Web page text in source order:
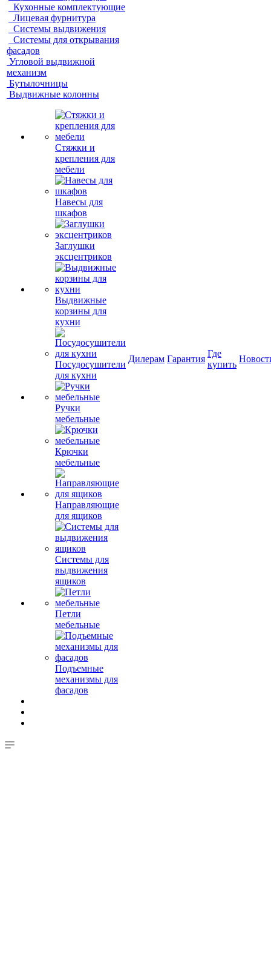
Кухонные комплектующие
Лицевая фурнитура
Системы выдвижения
Системы для открывания
фасадов
Угловой выдвижной
механизм
Бутылочницы
Выдвижные колонны
Стяжки и
крепления для
мебели
Навесы для
шкафов
Заглушки
эксцентриков
Выдвижные
корзины для
кухни
Посудосушители
для кухни
Ручки
мебельные
Крючки
мебельные
Направляющие
для ящиков
Системы для
выдвижения
ящиков
Петли
мебельные
Подъемные
механизмы для
фасадов
Дилерам Гарантия
Где
купить